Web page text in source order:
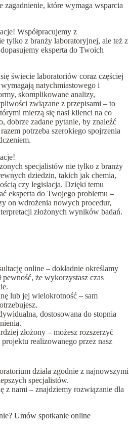
zagadnienie, które wymaga wsparcia
Współpracujemy z
tylko z branży laboratoryjnej, ale też z
eksperta do Twoich
świecie laboratoriów coraz częściej
natychmiastowego i
skomplikowane analizy,
związane z przepisami – to
mierzą się nasi klienci na co
dobrze zadane pytanie, by znaleźć
potrzeba szerokiego spojrzenia
specjalistów nie tylko z branży
dziedzin, takich jak chemia,
czy legislacja. Dzięki temu
eksperta do Twojego problemu –
on wdrożenia nowych procedur,
złożonych wyników badań.
online – dokładnie określamy
pewność, że wykorzystasz czas
lub jej wielokrotność – sam
dostosowana do stopnia
złożony – możesz rozszerzyć
projektu realizowanego przez nasz
działa zgodnie z najnowszymi
specjalistów.
z nami – znajdziemy rozwiązanie dla
Umów spotkanie online